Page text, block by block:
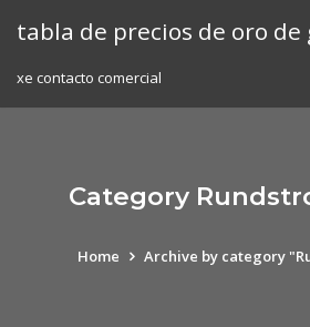
tabla de precios de oro de
xe contacto comercial
Category
Home Archive by category